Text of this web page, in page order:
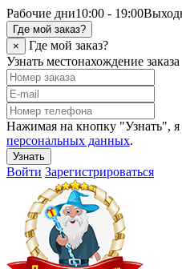
Рабочие дни10:00 - 19:00
Где мой заказ?
×
Где мой заказ?
Узнать местонахождение заказа
Нажимая на кнопку "Узнать",
персональных данных.
Узнать
Войти Зарегистрироваться